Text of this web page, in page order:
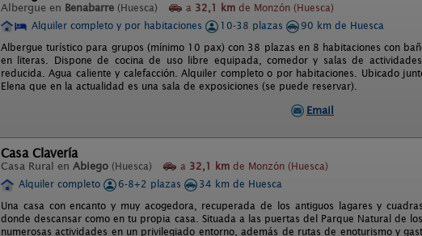
Albergue en Benabarre (Huesca) a 32,1 km de Monzón (Huesca)
Alquiler completo y por habitaciones
10-38 plazas
90 km de Huesca
Albergue turístico para grupos (mínimo 10 pax) con 38 plazas en 8 habitaciones con
en literas. Dispone de cocina de uso libre equipada, comedor y salas de
reducida. Agua caliente y calefacción. Alquiler completo o por habitaciones. Ubicado
Elena que en la actualidad es una sala de exposiciones (se puede reservar).
Email
Casa Clavería
Casa Rural en Abiego (Huesca) a 32,1 km de Monzón (Huesca)
Alquiler completo
6-8+2 plazas
34 km de Huesca
Una casa con encanto y muy acogedora, recuperada de los antiguos lagares y
donde descansar como en tu propia casa. Situada a las puertas del Parque Natural de
numerosas actividades en un privilegiado entorno, además de rutas de enoturismo y